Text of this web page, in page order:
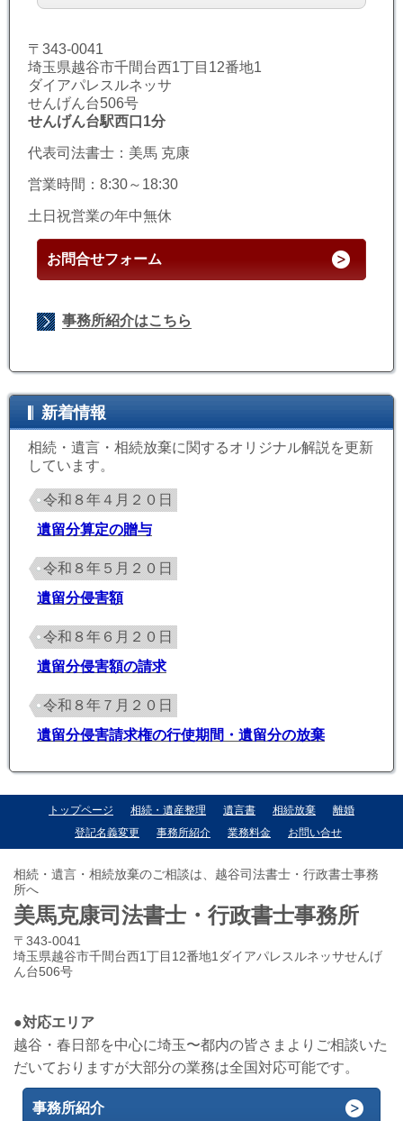
〒343-0041
埼玉県越谷市千間台西1丁目12番地1
ダイアパレスルネッサ
せんげん台506号
せんげん台駅西口1分
代表司法書士：美馬 克康
営業時間：8:30～18:30
土日祝営業の年中無休
お問合せフォーム
事務所紹介はこちら
新着情報
相続・遺言・相続放棄に関するオリジナル解説を更新
しています。
令和８年４月２０日
遺留分算定の贈与
令和８年５月２０日
遺留分侵害額
令和８年６月２０日
遺留分侵害額の請求
令和８年７月２０日
遺留分侵害請求権の行使期間・遺留分の放棄
トップページ 相続・遺産整理 遺言書 相続放棄
離婚
登記名義変更
事務所紹介 業務料金 お問い合せ
相続・遺言・相続放棄のご相談は、越谷司法書士・行政書士事務
所へ
美馬克康司法書士・行政書士事務所
〒343-0041
埼玉県越谷市千間台西1丁目12番地1ダイアパレスルネッサせんげ
ん台506号
●対応エリア
越谷・春日部を中心に埼玉〜都内の皆さまよりご相談いた
だいておりますが大部分の業務は全国対応可能です。
事務所紹介